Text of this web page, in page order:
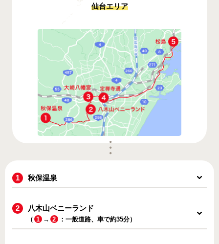
仙台エリア
秋保温泉
八木山ベニーランド
（ 1 → 2 ：一般道路、車で約35分）